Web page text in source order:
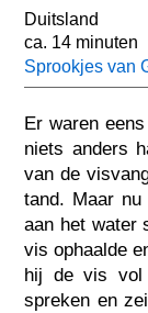
Duitsland
ca. 14 minuten
Sprookjes van
Er waren
niets anders
van de
tand. Maar
aan het water
vis ophaalde
hij de vis vol
spreken en